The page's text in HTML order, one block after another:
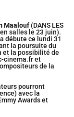
Maalouf(DANS LES
salles le 23 juin).
débute ce lundi 31
la poursuite du
et la possibilité de
cinema.fr et
de la
pourront
avec la
Awards et